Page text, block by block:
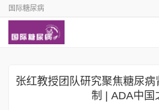
国际糖尿病
张红教授团队研究聚焦糖尿
制 | ADA中国